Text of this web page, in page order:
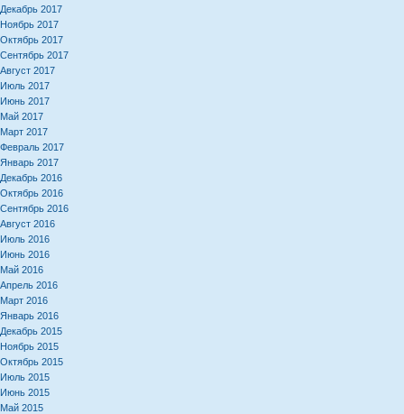
Декабрь 2017
Ноябрь 2017
Октябрь 2017
Сентябрь 2017
Август 2017
Июль 2017
Июнь 2017
Май 2017
Март 2017
Февраль 2017
Январь 2017
Декабрь 2016
Октябрь 2016
Сентябрь 2016
Август 2016
Июль 2016
Июнь 2016
Май 2016
Апрель 2016
Март 2016
Январь 2016
Декабрь 2015
Ноябрь 2015
Октябрь 2015
Июль 2015
Июнь 2015
Май 2015